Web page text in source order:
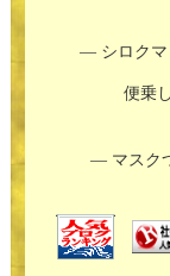
— シロクマ
便乗
— マスク